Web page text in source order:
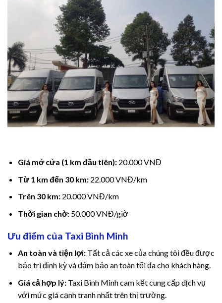
panel
Panel
panel
Hacklink
Giá mở cửa (1 km đầu tiên):20.000 VNĐ
Từ 1 km đến 30 km:22.000 VNĐ/km
Trên 30 km:20.000 VNĐ/km
Thời gian chờ:50.000 VNĐ/giờ
Ưu điểm của Taxi Bình Minh
An toàn và tiện lợi:Tất cả các xe của chúng tôi đều được
bảo trì định kỳ và đảm bảo an toàn tối đa cho khách hàng.
Giá cả hợp lý:Taxi Bình Minh cam kết cung cấp dịch vụ
với mức giá cạnh tranh nhất trên thị trường.